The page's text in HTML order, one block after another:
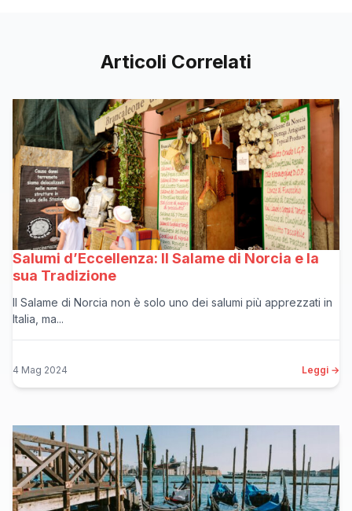
Articoli Correlati
Salumi d’Eccellenza: Il Salame di Norcia e la
sua Tradizione
Il Salame di Norcia non è solo uno dei salumi più apprezzati in
Italia, ma...
4 Mag 2024 Leggi →